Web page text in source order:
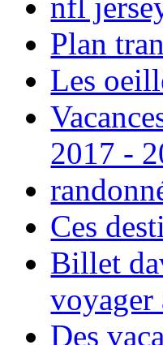
Plan
Les
2017 -
Ces
Billet
Des